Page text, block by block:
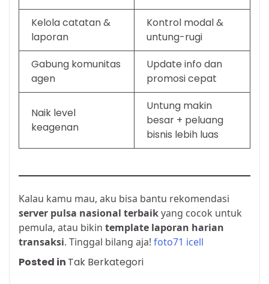
Kelola catatan &
laporan
Kontrol modal &
untung-rugi
Gabung komunitas
agen
Update info dan
promosi cepat
Naik level
keagenan
Untung makin
besar + peluang
bisnis lebih luas
Kalau kamu mau, aku bisa bantu rekomendasi
server pulsa nasional terbaikyang cocok untuk
pemula, atau bikin template laporan harian
transaksi. Tinggal bilang aja! foto71 icell
Posted in Tak Berkategori